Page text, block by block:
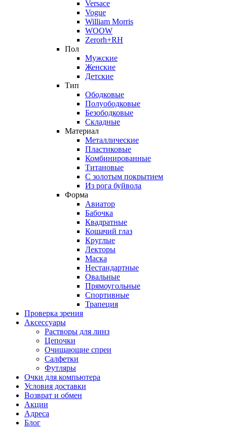
Versace
Vogue
William Morris
WOOW
Zerorh+RH
Пол
Мужские
Женские
Детские
Тип
Ободковые
Полуободковые
Безободковые
Складные
Материал
Металлические
Пластиковые
Комбинированные
Титановые
С золотым покрытием
Из рога буйвола
Форма
Авиатор
Бабочка
Квадратные
Кошачий глаз
Круглые
Лекторы
Маска
Нестандартные
Овальные
Прямоугольные
Спортивные
Трапеция
Проверка зрения
Аксессуары
Растворы для линз
Цепочки
Очищающие спреи
Салфетки
Футляры
Очки для компьютера
Условия доставки
Возврат и обмен
Акции
Адреса
Блог